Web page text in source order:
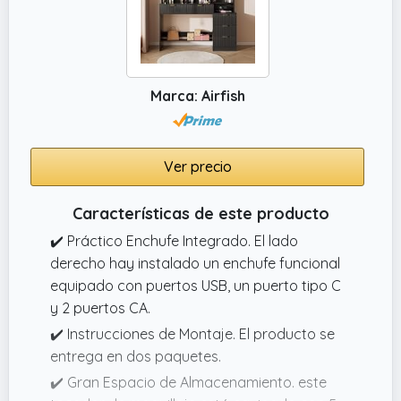
estable y lo convierten en una opción ideal
para satisfacer el uso a largo plazo
Marca: Airfish
Ver precio
Características de este producto
✔️ Práctico Enchufe Integrado. El lado
derecho hay instalado un enchufe funcional
equipado con puertos USB, un puerto tipo C
y 2 puertos CA.
✔️ Instrucciones de Montaje. El producto se
entrega en dos paquetes.
✔️ Gran Espacio de Almacenamiento. este